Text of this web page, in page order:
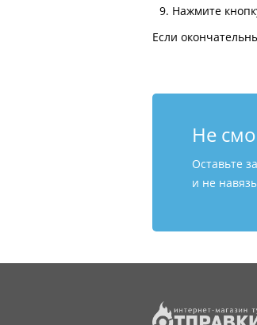
Нажмите
Если
Не
Оставьте
и не